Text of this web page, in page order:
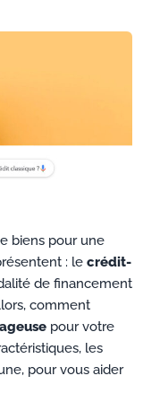
biens pour une
: le crédit-
de financement
comment
pour votre
les
pour vous aider